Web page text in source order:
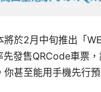
於2月中旬推出「
先發售QRCode車票
甚至能用手機先行